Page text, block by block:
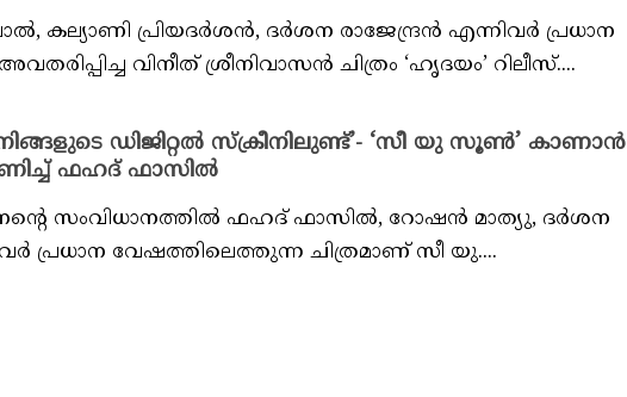
കല്യാണി പ്രിയദർശൻ, ദർശന രാജേന്ദ്രൻ എന്നിവർ പ്രധാന
വിനീത് ശ്രീനിവാസൻ ചിത്രം ‘ഹൃദയം’ റിലീസ്....
ഡിജിറ്റൽ സ്‌ക്രീനിലുണ്ട്’- ‘സീ യു സൂൺ’ കാണാൻ
ഫഹദ് ഫാസിൽ
സംവിധാനത്തിൽ ഫഹദ് ഫാസിൽ, റോഷൻ മാത്യു, ദർശന
പ്രധാന വേഷത്തിലെത്തുന്ന ചിത്രമാണ് സീ യു....